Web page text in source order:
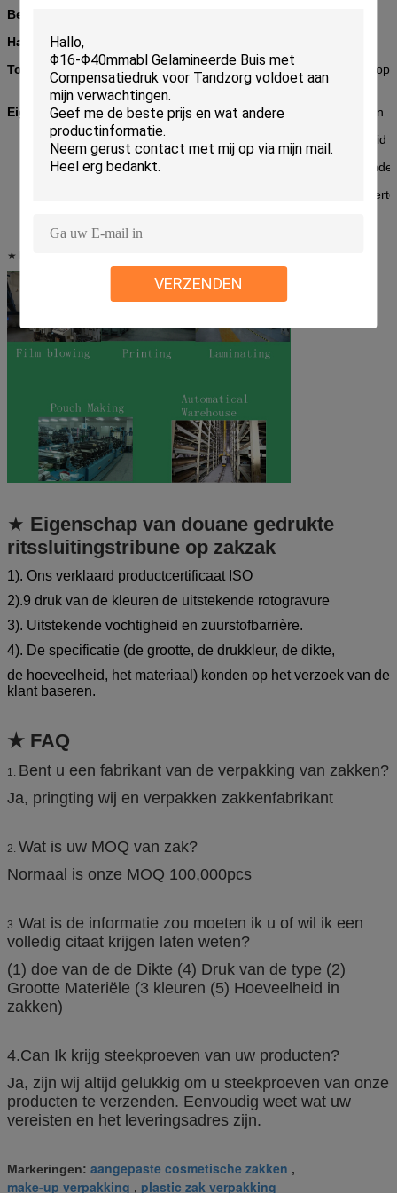
VERZENDEN
Betalingsvoorwaarde
Haven van Lading
Toebehoren
Scheurinkeping, MATTE of glanzende
ritssluiting, Spuiten
Eigenschap
OEM beschikbare douanedruk, tot 9 kleuren
Uitstekende barrière tegen lucht, vochtigheid
De gebruikte folie en de inkt zijn
* Gebruikersvriendelijke, grote
★
★ Eigenschap van douane gedrukte
ritssluitingstribune op zakzak
1). Ons verklaard productcertificaat ISO
2).9 druk van de kleuren de uitstekende rotogravure
3). Uitstekende vochtigheid en zuurstofbarrière.
4). De specificatie (de grootte, de drukkleur, de dikte,
de hoeveelheid, het materiaal) konden op het verzoek van de
klant baseren.
★ FAQ
1. Bent u een fabrikant van de verpakking van zakken?
Ja, pringting wij en verpakken zakkenfabrikant
2. Wat is uw MOQ van zak?
Normaal is onze MOQ 100,000pcs
3. Wat is de informatie zou moeten ik u of wil ik een
volledig citaat krijgen laten weten?
(1) doe van de de Dikte (4) Druk van de type (2)
Grootte Materiële (3 kleuren (5) Hoeveelheid in
zakken)
4.Can Ik krijg steekproeven van uw producten?
Ja, zijn wij altijd gelukkig om u steekproeven van onze
producten te verzenden. Eenvoudig weet wat uw
vereisten en het leveringsadres zijn.
Markeringen: aangepaste cosmetische zakken ,
make-up verpakking , plastic zak verpakking